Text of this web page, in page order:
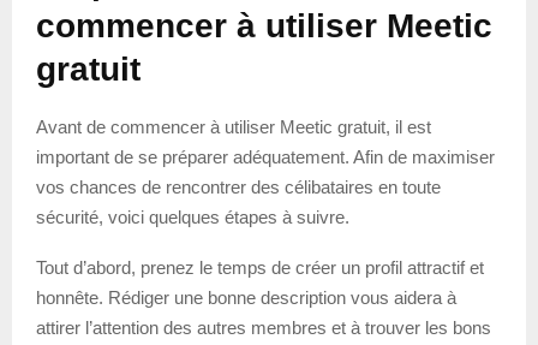
commencer à utiliser Meetic
gratuit
Avant de commencer à utiliser Meetic gratuit, il est
important de se préparer adéquatement. Afin de maximiser
vos chances de rencontrer des célibataires en toute
sécurité, voici quelques étapes à suivre.
Tout d’abord, prenez le temps de créer un profil attractif et
honnête. Rédiger une bonne description vous aidera à
attirer l’attention des autres membres et à trouver les bons